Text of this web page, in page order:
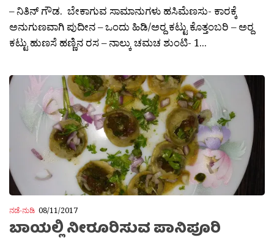
– ನಿತಿನ್ ಗೌಡ. ಬೇಕಾಗುವ ಸಾಮಾನುಗಳು ಹಸಿಮೆಣಸು‌- ಕಾರಕ್ಕೆ
ಅನುಗುಣವಾಗಿ ಪುದೀನ – ಒಂದು ಹಿಡಿ/ಅರ‌್ದ ಕಟ್ಟು ಕೊತ್ತಂಬರಿ – ಅರ‌್ದ
ಕಟ್ಟು ಹುಣಸೆ ಹಣ್ಣಿನ ರಸ – ನಾಲ್ಕು‌ ಚಮಚ ಶುಂಟಿ- 1...
ನಡೆ-ನುಡಿ 08/11/2017
ಬಾಯಲ್ಲಿ ನೀರೂರಿಸುವ ಪಾನಿಪೂರಿ